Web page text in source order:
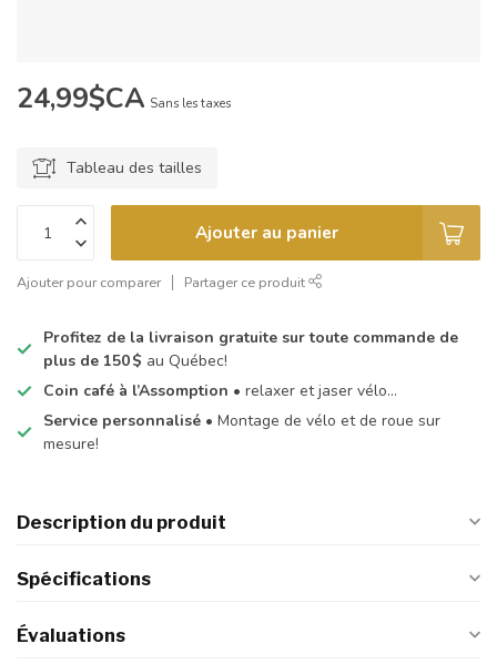
24,99$CA Sans les taxes
Tableau des tailles
Ajouter au panier
Ajouter pour comparer Partager ce produit
Profitez de la livraison gratuite sur toute commande de
plus de 150 $ au Québec!
Coin café à l’Assomption • relaxer et jaser vélo…
Service personnalisé • Montage de vélo et de roue sur
mesure!
Description du produit
Spécifications
Évaluations